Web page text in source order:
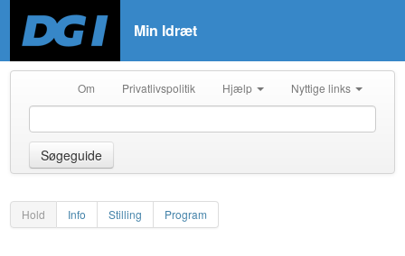
Min Idræt
Om Privatlivspolitik Hjælp Nyttige links
Søgeguide
Hold Info Stilling Program